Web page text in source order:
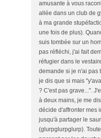
amusante à vous
allée dans un club de
à ma grande
une fois de plus).
suis tombée sur un
pas réfléchi, j'ai fait
réfugier dans le
demande si je n'ai pas
je dis que si mais
? C'est pas grave...".
à deux mains, je me
décide d'affronter mes
jusqu'à partager le
(glurpglurpglurp).